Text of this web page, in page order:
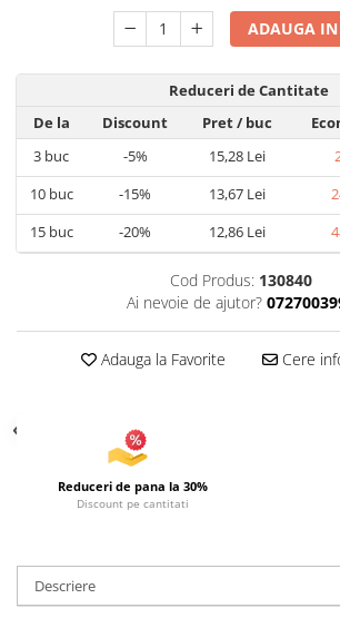
Articole pentru Iluminat
Articole si, Echipamente pentru
Transport şi Ridicat
Pelerine, Umbrele si Accesorii
Videoproiectoare
ADAUGA IN
Reduceri de Cantitate
De la
Discount Pret/ buc
3 buc -5% 15,28 Lei
10buc -15% 13,67 Lei
15buc -20% 12,86 Lei
Cod Produs: 130840
Ai nevoie de ajutor?
Adauga la Favorite Cere
Reduceri de pana la 30%
Discount pe cantitati
Descriere